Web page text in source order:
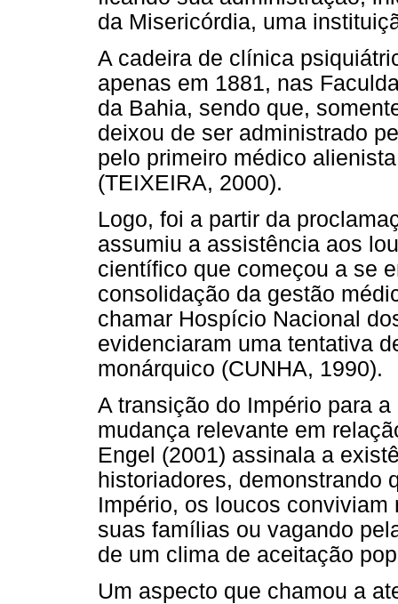
da Misericórdia, uma
A cadeira de clínica
apenas em 1881, nas
da Bahia, sendo que,
deixou de ser administrado
pelo primeiro médico
(TEIXEIRA, 2000).
Logo, foi a partir da
assumiu a assistência aos
científico que começou a se
consolidação da gestão
chamar Hospício Nacional
evidenciaram uma tentativa
monárquico (CUNHA, 1990).
A transição do Império para
mudança relevante em
Engel (2001) assinala a
historiadores, demonstrando
Império, os loucos
suas famílias ou vagando
de um clima de aceitação
Um aspecto que chamou a